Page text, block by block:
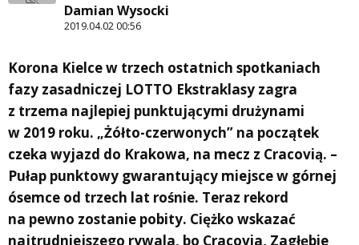
Damian Wysocki
2019.04.02 00:56
Korona Kielce w trzech ostatnich spotkaniach
fazy zasadniczej LOTTO Ekstraklasy zagra
z trzema najlepiej punktującymi drużynami
w 2019 roku. „Żółto-czerwonych” na początek
czeka wyjazd do Krakowa, na mecz z Cracovią. –
Pułap punktowy gwarantujący miejsce w górnej
ósemce od trzech lat rośnie. Teraz rekord
na pewno zostanie pobity. Ciężko wskazać
najtrudniejszego rywala, bo Cracovia, Zagłębie